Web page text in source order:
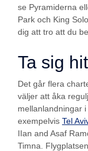
se Pyramiderna
Park och King
dig att tro att du
Ta sig
Det går flera
väljer att åka
mellanlandningar
exempelvis Tel
IIan and Asaf
Timna.